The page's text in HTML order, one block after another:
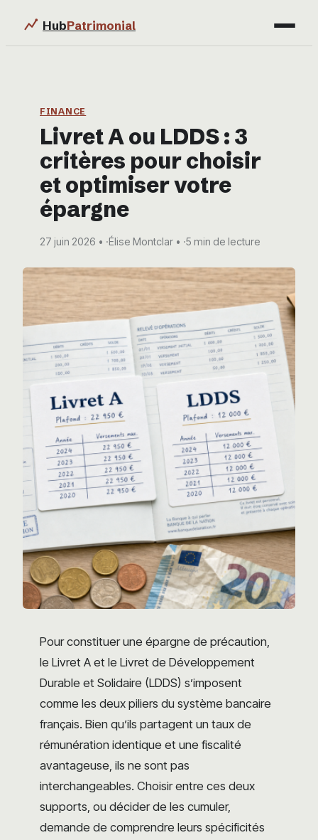
HubPatrimonial
Immobilier
Business
Éducation & Emploi
FINANCE
Livret A ou LDDS : 3
critères pour choisir
et optimiser votre
épargne
27 juin 2026 ·Élise Montclar ·5 min de lecture
Pour constituer une épargne de précaution,
le Livret A et le Livret de Développement
Durable et Solidaire (LDDS) s’imposent
comme les deux piliers du système bancaire
français. Bien qu’ils partagent un taux de
rémunération identique et une fiscalité
avantageuse, ils ne sont pas
interchangeables. Choisir entre ces deux
supports, ou décider de les cumuler,
demande de comprendre leurs spécificités